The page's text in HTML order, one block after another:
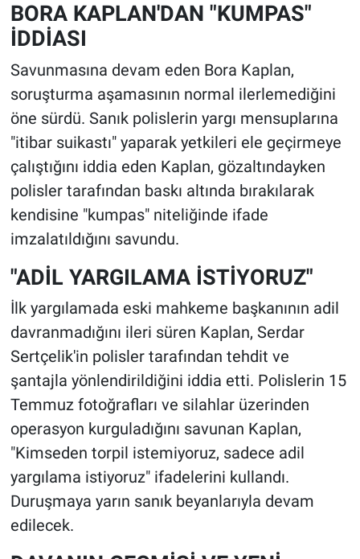
BORA KAPLAN'DAN "KUMPAS"
İDDİASI
Savunmasına devam eden Bora Kaplan,
soruşturma aşamasının normal ilerlemediğini
öne sürdü. Sanık polislerin yargı mensuplarına
"itibar suikastı" yaparak yetkileri ele geçirmeye
çalıştığını iddia eden Kaplan, gözaltındayken
polisler tarafından baskı altında bırakılarak
kendisine "kumpas" niteliğinde ifade
imzalatıldığını savundu.
"ADİL YARGILAMA İSTİYORUZ"
İlk yargılamada eski mahkeme başkanının adil
davranmadığını ileri süren Kaplan, Serdar
Sertçelik'in polisler tarafından tehdit ve
şantajla yönlendirildiğini iddia etti. Polislerin 15
Temmuz fotoğrafları ve silahlar üzerinden
operasyon kurguladığını savunan Kaplan,
"Kimseden torpil istemiyoruz, sadece adil
yargılama istiyoruz" ifadelerini kullandı.
Duruşmaya yarın sanık beyanlarıyla devam
edilecek.